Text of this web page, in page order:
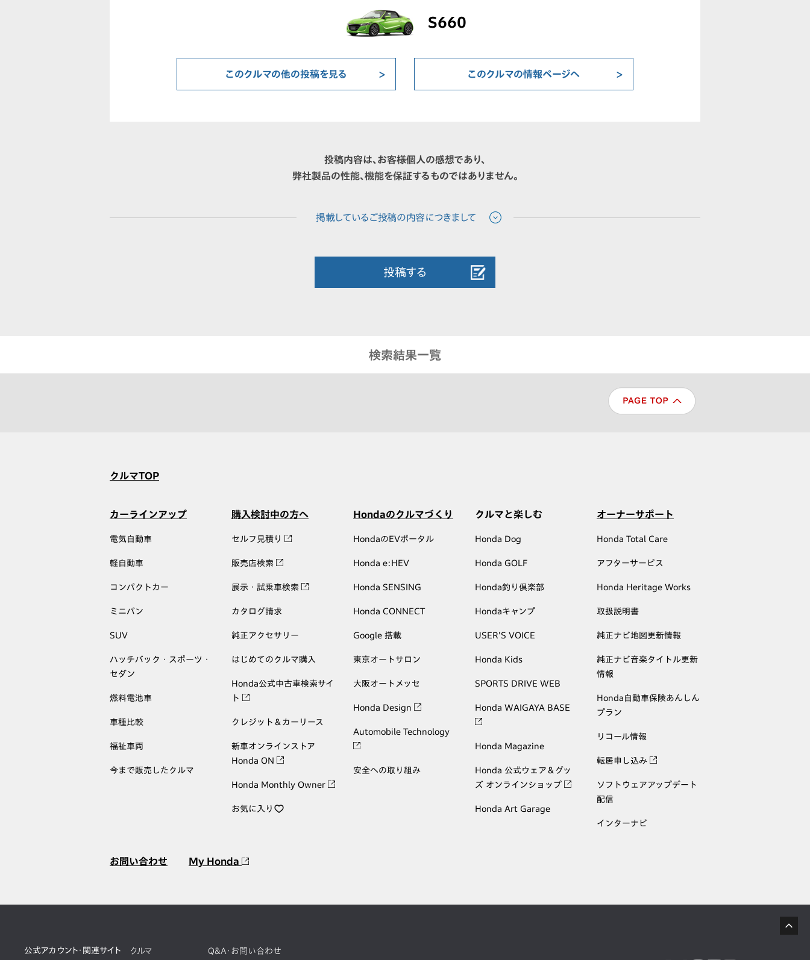
S660
このクルマの他の投稿を見る このクルマの情報ページへ
投稿内容は、お客様個人の感想であり、
弊社製品の性能、機能を保証するものではありません。
投稿する
検索結果一覧
クルマTOP
カーラインアップ
電気自動車
軽自動車
コンパクトカー
ミニバン
SUV
ハッチバック・スポーツ・
セダン
燃料電池車
車種比較
福祉車両
今まで販売したクルマ
購入検討中の方へ
セルフ見積り
販売店検索
展示・試乗車検索
カタログ請求
純正アクセサリー
はじめてのクルマ購入
Honda公式中古車検索サイ
ト
クレジット＆カーリース
新車オンラインストア
Honda ON
Honda Monthly Owner
お気に入り
Hondaのクルマづくり
HondaのEVポータル
Honda e:HEV
Honda SENSING
Honda CONNECT
Google 搭載
東京オートサロン
大阪オートメッセ
Honda Design
Automobile Technology
安全への取り組み
クルマと楽しむ
Honda Dog
Honda GOLF
Honda釣り倶楽部
Hondaキャンプ
USER'S VOICE
Honda Kids
SPORTS DRIVE WEB
Honda WAIGAYA BASE
Honda Magazine
Honda 公式ウェア＆グッ
ズ オンラインショップ
Honda Art Garage
オーナーサポート
Honda Total Care
アフターサービス
Honda Heritage Works
取扱説明書
純正ナビ地図更新情報
純正ナビ音楽タイトル更新
情報
Honda自動車保険あんしん
プラン
リコール情報
転居申し込み
ソフトウェアアップデート
配信
インターナビ
お問い合わせ My Honda
公式アカウント・関連サイト クルマ Q&A・お問い合わせ